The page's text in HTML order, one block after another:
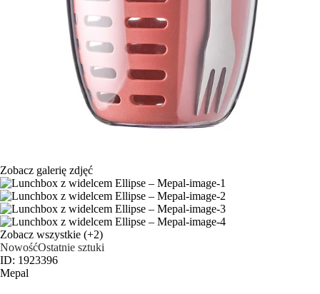
Zobacz galerię zdjęć
Zobacz wszystkie (+2)
NowośćOstatnie sztuki
ID: 1923396
Mepal